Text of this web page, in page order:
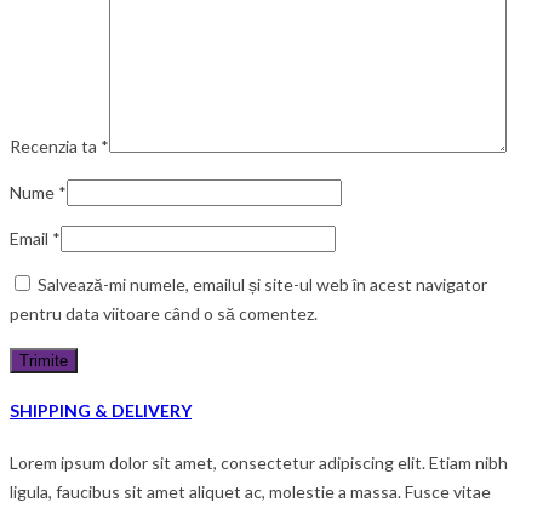
Recenzia ta *
Nume *
Email *
Salvează-mi numele, emailul și site-ul web în acest navigator
pentru data viitoare când o să comentez.
SHIPPING & DELIVERY
Lorem ipsum dolor sit amet, consectetur adipiscing elit. Etiam nibh
ligula, faucibus sit amet aliquet ac, molestie a massa. Fusce vitae